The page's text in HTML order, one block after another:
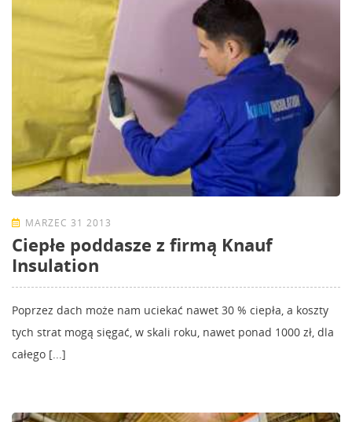
MARZEC 31 2013
Ciepłe poddasze z firmą Knauf
Insulation
Poprzez dach może nam uciekać nawet 30 % ciepła, a koszty
tych strat mogą sięgać, w skali roku, nawet ponad 1000 zł, dla
całego [...]